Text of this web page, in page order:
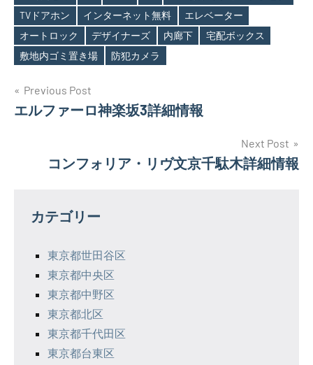
Tags
TVドアホン
インターネット無料
エレベーター
オートロック
デザイナーズ 内廊下
宅配ボックス
敷地内ゴミ置き場
防犯カメラ
投
稿
ー
Previous Post
エルファーロ神楽坂3詳細情報
Next Post
コンフォリア・リヴ文京千駄木詳細情報
カテゴリー
東京都世田谷区
東京都中央区
東京都中野区
東京都北区
東京都千代田区
東京都台東区